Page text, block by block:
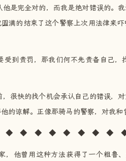
是完全对的，而我是绝对错误的。
满的结束了这个警察上次用法律来
受到责罚，那我们何不先责备自己
很快的找个机会承认自己的错误，
的谅解。正像那骑马的警察，对我和
◆ ◆ ◆ ◆ ◆
，他曾用这种方法获得了一个粗鲁